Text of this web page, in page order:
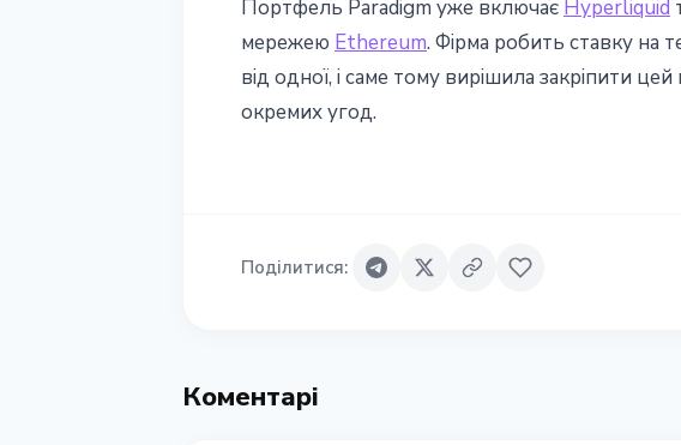
Портфель Paradigm уже включає Hyperliquid
мережею Ethereum. Фірма робить ставку на
від одної, і саме тому вирішила закріпити
окремих угод.
Поділитися:
Коментарі